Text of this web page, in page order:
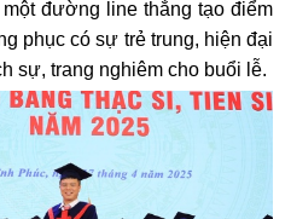
đường line thẳng tạo điểm
phục có sự trẻ trung, hiện đại
sự, trang nghiêm cho buổi lễ.